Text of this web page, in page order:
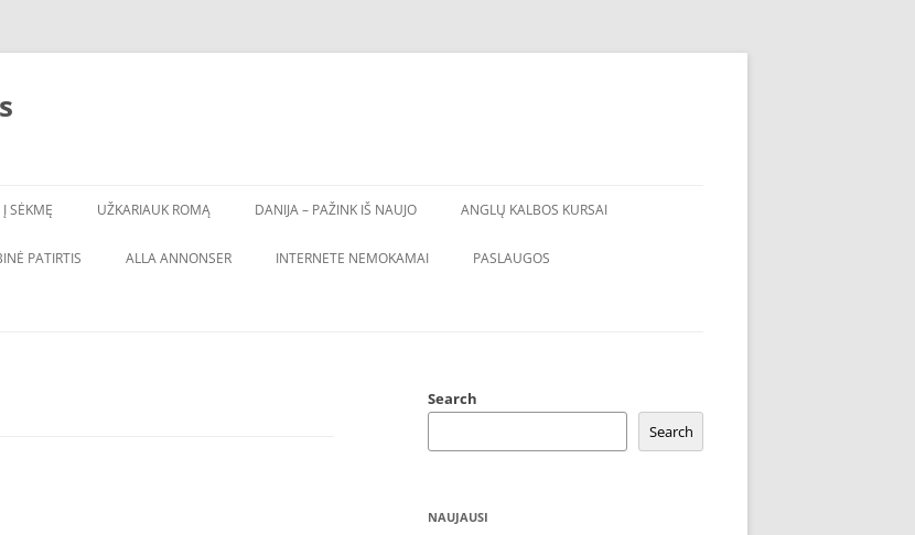
SĖKMĘ UŽKARIAUK ROMĄ DANIJA – PAŽINK IŠ NAUJO ANGLŲ KALBOS KURSAI
PATIRTIS ALLA ANNONSER INTERNETE NEMOKAMAI PASLAUGOS
Search
Search
NAUJAUSI